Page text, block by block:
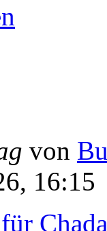
von
16:15